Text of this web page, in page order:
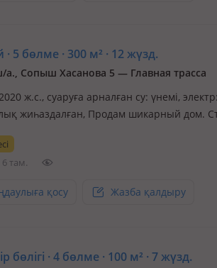
5 бөлме · 300 м² · 12 жүзд.
Сопыш Хасанова 5 — Главная трасса
ж.с., суаруға арналған су: үнемі,
жиһаздалған, Продам шикарный дом.
супермаркеты. Двор весь застелен
6 там.
қосу Жазба қалдыру
бөлігі · 4 бөлме · 100 м² · 7 жүзд.